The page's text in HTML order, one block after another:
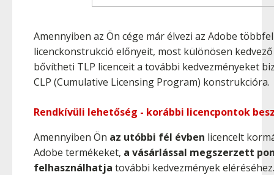
Amennyiben az Ön cége már élvezi az Adobe
licenckonstrukció előnyeit, most különösen
bővítheti TLP licenceit a további kedvezményeket
CLP (Cumulative Licensing Program) konstrukcióra.
Rendkívüli lehetőség - korábbi licencpontok
Amennyiben Ön az utóbbi fél évben licencelt
Adobe termékeket, a vásárlással megszerzett
felhasználhatja további kedvezmények eléréséhez.